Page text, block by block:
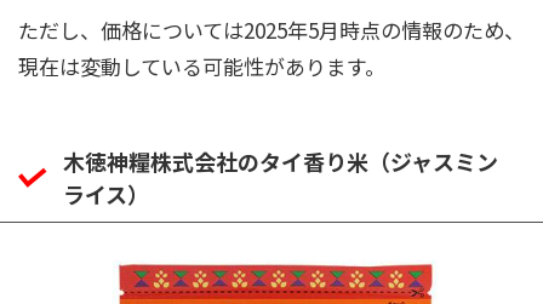
ただし、価格については2025年5月時点の情報のため、
現在は変動している可能性があります。
木徳神糧株式会社のタイ香り米（ジャスミン
ライス）